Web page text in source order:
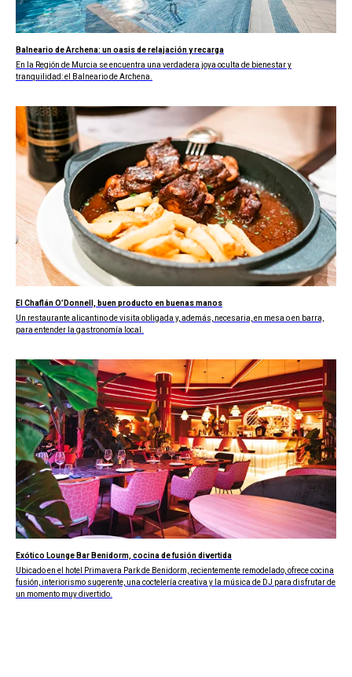
Balneario de Archena: un oasis de relajación y recarga
En la Región de Murcia se encuentra una verdadera joya oculta de bienestar y
tranquilidad: el Balneario de Archena.
El Chaflán O’Donnell, buen producto en buenas manos
Un restaurante alicantino de visita obligada y, además, necesaria, en mesa o en barra,
para entender la gastronomía local.
Exótico Lounge Bar Benidorm, cocina de fusión divertida
Ubicado en el hotel Primavera Park de Benidorm, recientemente remodelado, ofrece cocina
fusión, interiorismo sugerente, una coctelería creativa y la música de DJ para disfrutar de
un momento muy divertido.